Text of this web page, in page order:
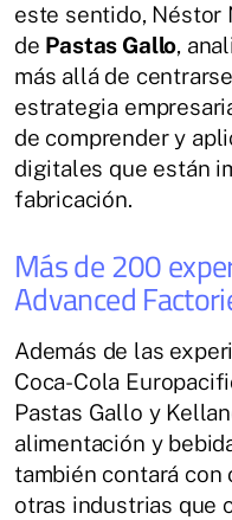
este sentido, Néstor
de Pastas Gallo,
más allá de
estrategia
de comprender y
digitales que están
fabricación.
Más de 200
Advanced
Además de las
Coca-Cola
Pastas Gallo y
alimentación y
también contará con
otras industrias que